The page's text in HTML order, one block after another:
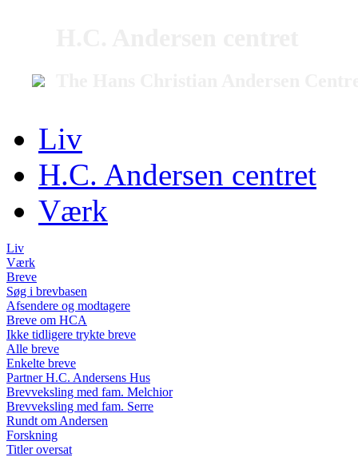
Liv
H.C. Andersen centret
Værk
Liv
Værk
Breve
Søg i brevbasen
Afsendere og modtagere
Breve om HCA
Ikke tidligere trykte breve
Alle breve
Enkelte breve
Partner H.C. Andersens Hus
Brevveksling med fam. Melchior
Brevveksling med fam. Serre
Rundt om Andersen
Forskning
Titler oversat